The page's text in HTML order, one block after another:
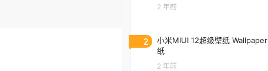
2 年前
2
小米MIUI 12超级壁纸 Wallpaper (13)壁
纸
2 年前